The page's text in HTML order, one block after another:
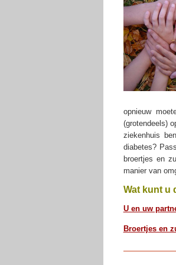
opnieuw
(grotendeels)
ziekenhuis
diabetes?
broertjes en
manier van
Wat kunt u
U en uw
Broertjes en